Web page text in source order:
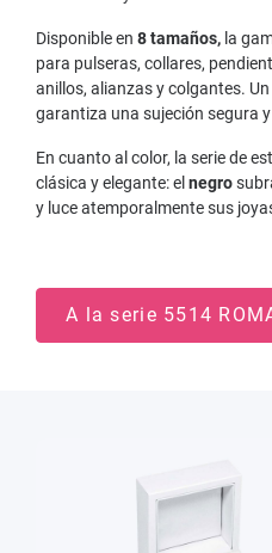
Disponible en 8 tamaños, la
para pulseras, collares,
anillos, alianzas y colgantes.
garantiza una sujeción segura
En cuanto al color, la serie de
clásica y elegante: el negro
y luce atemporalmente sus
A la serie 5514